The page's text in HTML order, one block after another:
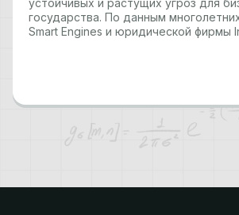
государства. По данным
Smart Engines и юридической фирмы